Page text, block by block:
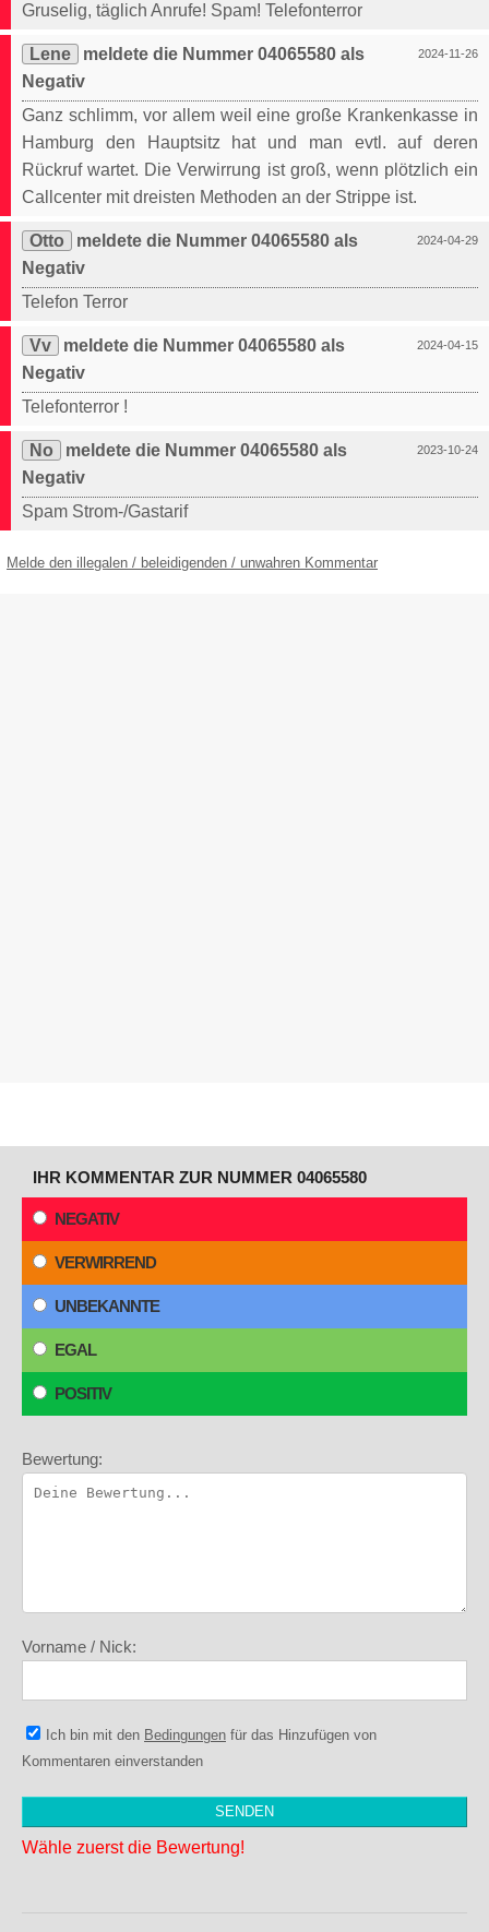
Gruselig, täglich Anrufe! Spam! Telefonterror
2024-11-26
Lene
meldete die Nummer 04065580 als
Negativ
Ganz schlimm, vor allem weil eine große Krankenkasse in
Hamburg den Hauptsitz hat und man evtl. auf deren
Rückruf wartet. Die Verwirrung ist groß, wenn plötzlich ein
Callcenter mit dreisten Methoden an der Strippe ist.
2024-04-29
Otto
meldete die Nummer 04065580 als
Negativ
Telefon Terror
2024-04-15
Vv
meldete die Nummer 04065580 als
Negativ
Telefonterror !
2023-10-24
No
meldete die Nummer 04065580 als
Negativ
Spam Strom-/Gastarif
Melde den illegalen / beleidigenden / unwahren Kommentar
IHR KOMMENTAR ZUR NUMMER 04065580
NEGATIV
VERWIRREND
UNBEKANNTE
EGAL
POSITIV
Bewertung:
Vorname / Nick:
Ich bin mit den Bedingungen für das Hinzufügen von
Kommentaren einverstanden
Wähle zuerst die Bewertung!